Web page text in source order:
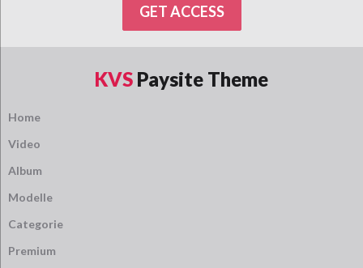
GET ACCESS
KVS Paysite Theme
Home
Video
Album
Modelle
Categorie
Premium